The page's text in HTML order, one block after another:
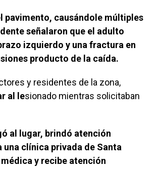
pavimento, causándole múltiples
señalaron que el adulto
izquierdo y una fractura en
producto de la caída.
y residentes de la zona,
al lesionado mientras solicitaban
al lugar, brindó atención
clínica privada de Santa
y recibe atención